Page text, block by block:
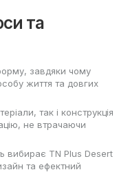
та
завдяки чому
життя та довгих
так і конструкція
не втрачаючи
вибирає TN Plus Desert
та ефектний